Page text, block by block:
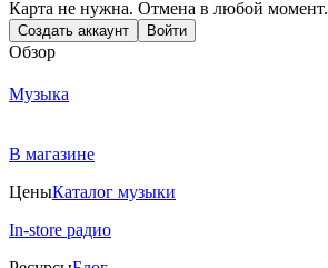
Карта не нужна. Отмена в любой момент.
Создать аккаунт Войти
Обзор
Музыка
В магазине
ЦеныКаталог музыки
In-store радио